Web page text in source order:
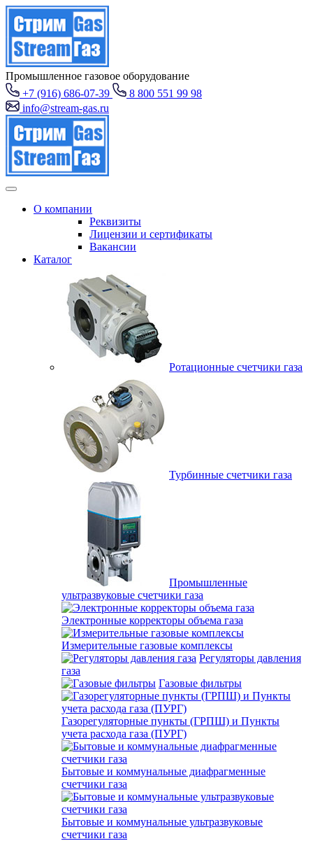
Промышленное газовое оборудование
+7 (916) 686-07-39
8 800 551 99 98
info@stream-gas.ru
О компании
Реквизиты
Лицензии и сертификаты
Вакансии
Каталог
Ротационные счетчики газа
Турбинные счетчики газа
Промышленные
ультразвуковые счетчики газа
Электронные корректоры объема газа
Измерительные газовые комплексы
Регуляторы давления
газа
Газовые фильтры
Газорегуляторные пункты (ГРПШ) и Пункты
учета расхода газа (ПУРГ)
Бытовые и коммунальные диафрагменные
счетчики газа
Бытовые и коммунальные ультразвуковые
счетчики газа